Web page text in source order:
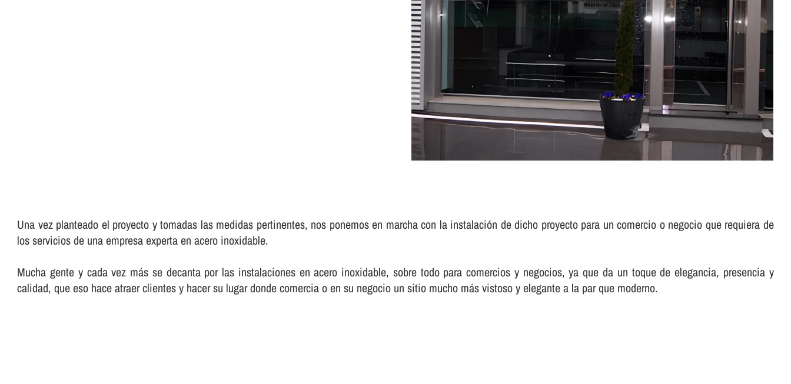
Una vez planteado el proyecto y tomadas las medidas pertinentes, nos ponemos en marcha con la instalación de dicho proyecto para un comercio o negocio que requiera de
los servicios de una empresa experta en acero inoxidable.
Mucha gente y cada vez más se decanta por las instalaciones en acero inoxidable, sobre todo para comercios y negocios, ya que da un toque de elegancia, presencia y
calidad, que eso hace atraer clientes y hacer su lugar donde comercia o en su negocio un sitio mucho más vistoso y elegante a la par que moderno.